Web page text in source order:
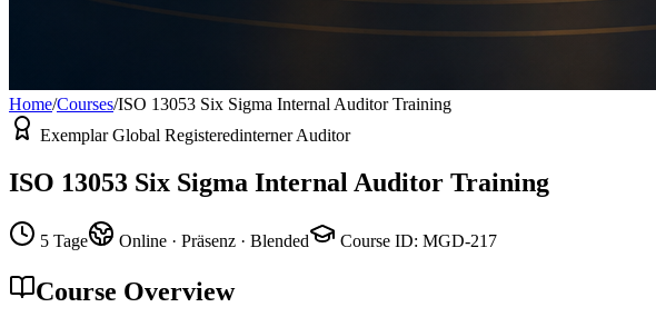
Home/Courses/ISO 13053 Six Sigma Internal Auditor Training
Exemplar Global Registeredinterner Auditor
ISO 13053 Six Sigma Internal Auditor Training
5 Tage Online · Präsenz · Blended Course ID: MGD-217
Course Overview